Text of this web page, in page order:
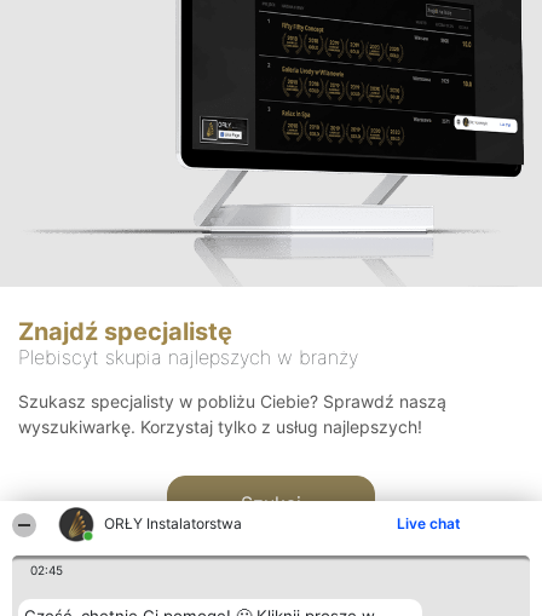
ORŁY Instalatorstwa Live chat
02:45
Znajdź specjalistę
Plebiscyt skupia najlepszych w branży
Szukasz specjalisty w pobliżu Ciebie? Sprawdź naszą
wyszukiwarkę. Korzystaj tylko z usług najlepszych!
Szukaj